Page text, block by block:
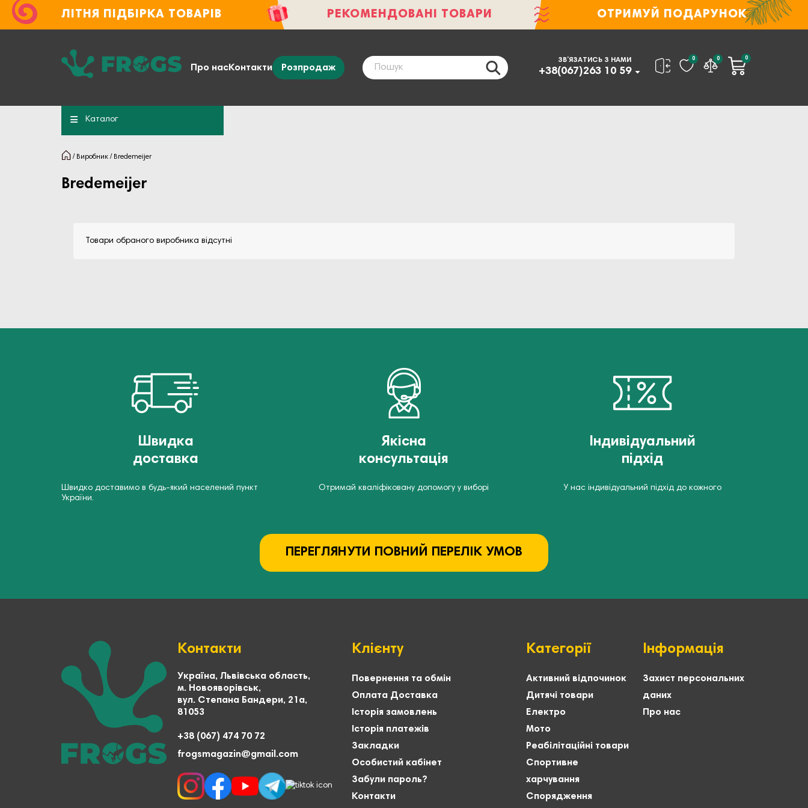
ЛІТНЯ ПІДБІРКА ТОВАРІВ РЕКОМЕНДОВАНІ ТОВАРИ ОТРИМУЙ ПОДАРУНОК
Про насКонтакти Розпродаж
ЗВ’ЯЗАТИСЬ З НАМИ
+38(067)263 10 59
0 0 0
Каталог
Виробник Bredemeijer
Bredemeijer
Товари обраного виробника відсутні
Швидка
доставка
Швидко доставимо в будь-який населений пункт
України.
Якісна
консультація
Отримай кваліфіковану допомогу у виборі
Індивідуальний
підхід
У нас індивідуальний підхід до кожного
ПЕРЕГЛЯНУТИ ПОВНИЙ ПЕРЕЛІК УМОВ
Контакти
Україна, Львівська область,
м. Новояворівськ,
вул. Степана Бандери, 21а,
81053
+38 (067) 474 70 72
frogsmagazin@gmail.com
Клієнту
Повернення та обмін
Оплата Доставка
Історія замовлень
Історія платежів
Закладки
Особистий кабінет
Забули пароль?
Контакти
Категорії
Активний відпочинок
Дитячі товари
Електро
Мото
Реабілітаційні товари
Спортивне
харчування
Спорядження
Інформація
Захист персональних
даних
Про нас